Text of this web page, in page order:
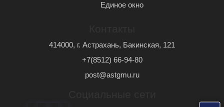
Единое окно
414000, г. Астрахань, Бакинская, 121
+7(8512) 66-94-80
post@astgmu.ru